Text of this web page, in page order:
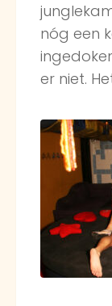
nóg een
er niet.